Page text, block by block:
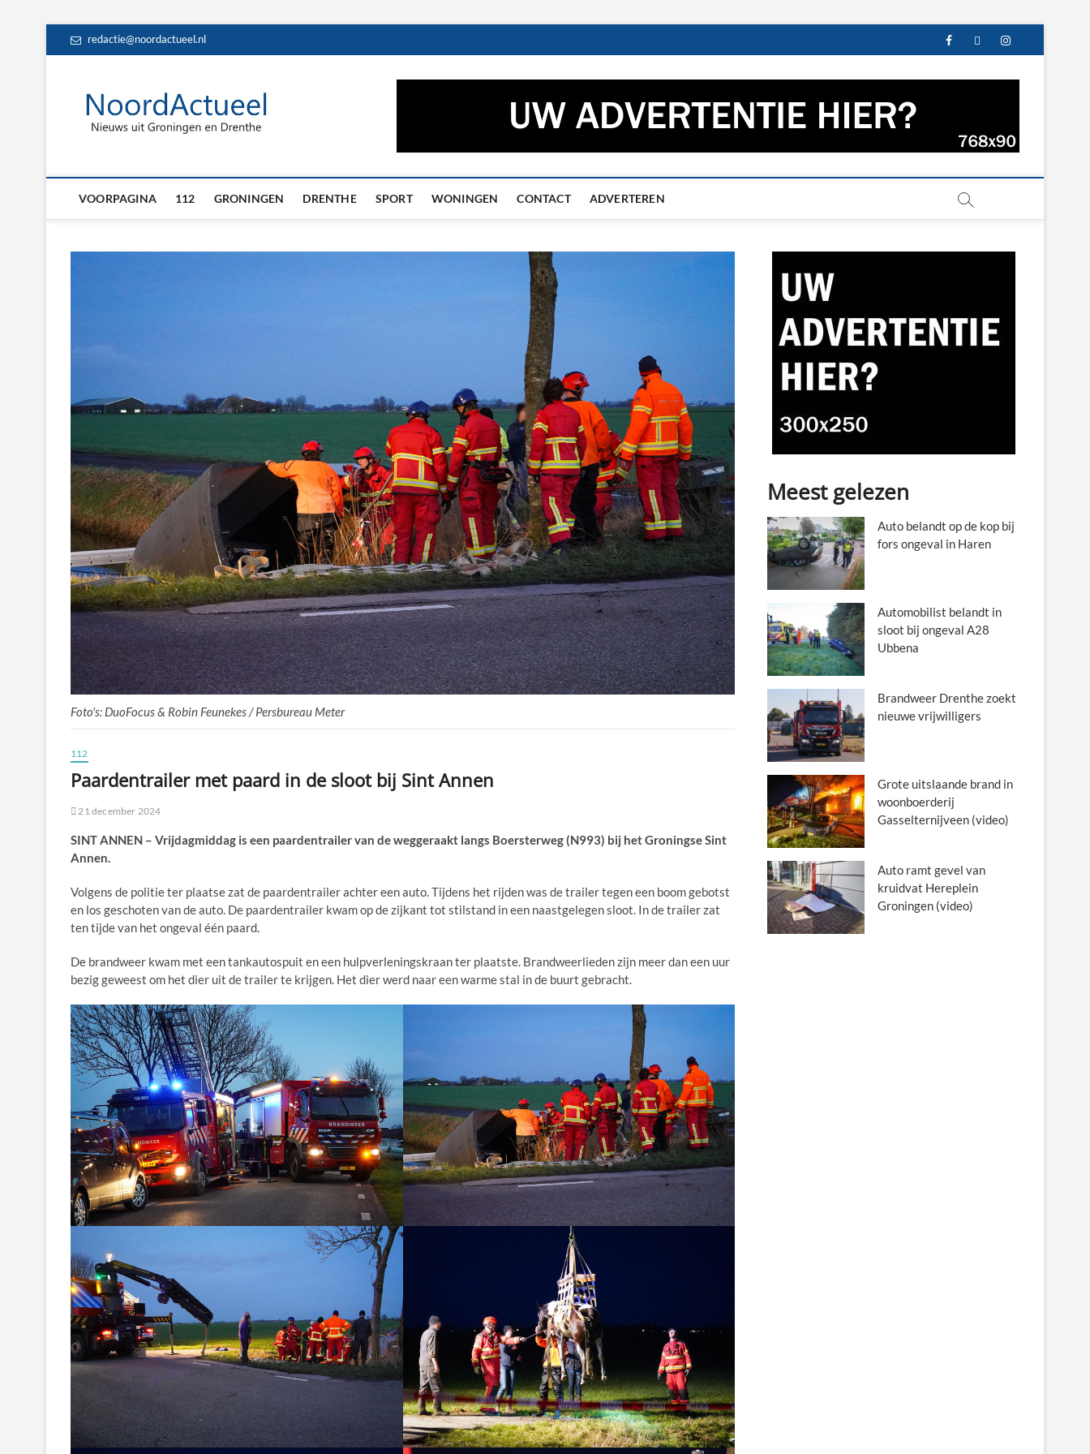
redactie@noordactueel.nl facebooktwitterinstagram
NoordActueel – Het laatste nieuws uit Groningen en
VOORPAGINA 112 GRONINGEN DRENTHE SPORT WONINGEN CONTACT ADVERTEREN
Foto's: DuoFocus & Robin Feunekes / Persbureau Meter
112
Paardentrailer met paard in de sloot bij Sint Annen
21 december 2024
SINT ANNEN – Vrijdagmiddag is een paardentrailer van de weggeraakt langs Boersterweg (N993) bij het Groningse Sint
Annen.
Volgens de politie ter plaatse zat de paardentrailer achter een auto. Tijdens het rijden was de trailer tegen een boom gebotst
en los geschoten van de auto. De paardentrailer kwam op de zijkant tot stilstand in een naastgelegen sloot. In de trailer zat
ten tijde van het ongeval één paard.
De brandweer kwam met een tankautospuit en een hulpverleningskraan ter plaatste. Brandweerlieden zijn meer dan een uur
bezig geweest om het dier uit de trailer te krijgen. Het dier werd naar een warme stal in de buurt gebracht.
Meest gelezen
Auto belandt op de kop bij
fors ongeval in Haren
Automobilist belandt in
sloot bij ongeval A28
Ubbena
Brandweer Drenthe zoekt
nieuwe vrijwilligers
Grote uitslaande brand in
woonboerderij
Gasselternijveen (video)
Auto ramt gevel van
kruidvat Hereplein
Groningen (video)